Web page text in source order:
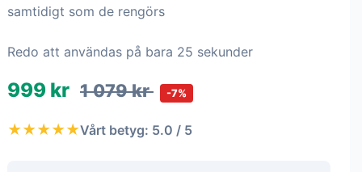
samtidigt som de rengörs
Redo att användas på bara 25 sekunder
999 kr 1 079 kr -7%
★★★★★Vårt betyg: 5.0 / 5